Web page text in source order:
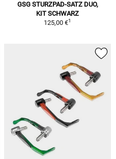
GSG STURZPAD-SATZ DUO,
KIT SCHWARZ
125,00 €1